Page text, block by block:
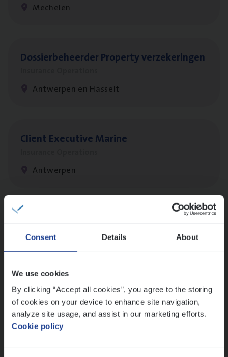
Consent Details About
We use cookies
By clicking “Accept all cookies”, you agree to the storing
of cookies on your device to enhance site navigation,
analyze site usage, and assist in our marketing efforts.
Cookie policy
Mechelen
Dos­sier­be­heer­der Pro­per­ty verzekeringen
Antwerpen en Hasselt
Client Exe­cu­ti­ve Marine
Antwerpen
Claims Management
Antwerpen
Test Ana­lyst
IT, Change & Innovation
Antwerpen